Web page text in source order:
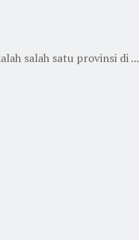
salah satu provinsi di ...